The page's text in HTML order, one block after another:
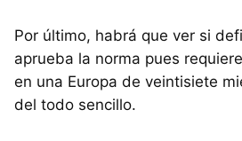
Por último, habrá que ver si
aprueba la norma pues
en una Europa de veintisiete
del todo sencillo.